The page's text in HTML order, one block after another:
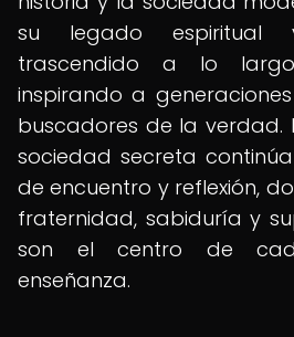
su legado espiritual
trascendido a lo
inspirando a
buscadores de la verdad.
sociedad secreta
de encuentro y reflexión,
fraternidad, sabiduría y
son el centro de
enseñanza.